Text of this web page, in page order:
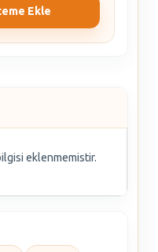
Ekle
eklenmemistir.